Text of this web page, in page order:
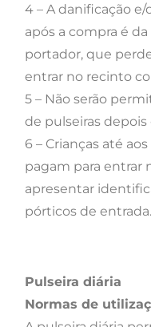
4 – A danificação
após a compra é
portador, que
entrar no recinto
5 – Não serão
de pulseiras
6 – Crianças até
pagam para entrar
apresentar
pórticos de entrada.
Pulseira diária
Normas de